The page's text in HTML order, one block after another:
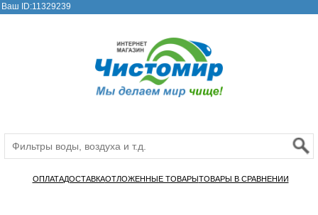
Ваш ID:11329239
ОПЛАТАДОСТАВКАОТЛОЖЕННЫЕ ТОВАРЫТОВАРЫ В СРАВНЕНИИ